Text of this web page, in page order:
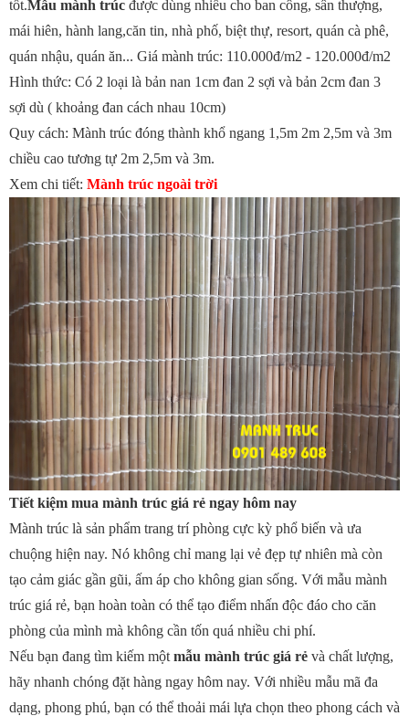
tốt.Mẫu mành trúc được dùng nhiều cho ban công, sân thượng,
mái hiên, hành lang,căn tin, nhà phố, biệt thự, resort, quán cà phê,
quán nhậu, quán ăn... Giá mành trúc: 110.000đ/m2 - 120.000đ/m2
Hình thức: Có 2 loại là bản nan 1cm đan 2 sợi và bản 2cm đan 3
sợi dù ( khoảng đan cách nhau 10cm)
Quy cách: Mành trúc đóng thành khổ ngang 1,5m 2m 2,5m và 3m
chiều cao tương tự 2m 2,5m và 3m.
Xem chi tiết: Mành trúc ngoài trời
Tiết kiệm mua mành trúc giá rẻ ngay hôm nay
Mành trúc là sản phẩm trang trí phòng cực kỳ phổ biến và ưa
chuộng hiện nay. Nó không chỉ mang lại vẻ đẹp tự nhiên mà còn
tạo cảm giác gần gũi, ấm áp cho không gian sống. Với mẫu mành
trúc giá rẻ, bạn hoàn toàn có thể tạo điểm nhấn độc đáo cho căn
phòng của mình mà không cần tốn quá nhiều chi phí.
Nếu bạn đang tìm kiếm một mẫu mành trúc giá rẻ và chất lượng,
hãy nhanh chóng đặt hàng ngay hôm nay. Với nhiều mẫu mã đa
dạng, phong phú, bạn có thể thoải mái lựa chọn theo phong cách và